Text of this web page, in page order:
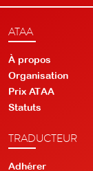
ATAA
À propos
Organisation
Prix ATAA
Statuts
TRADUCTEUR
Adhérer